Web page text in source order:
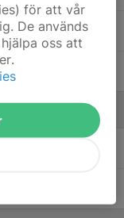
Mix 18-20
för att vår
De används
oss att